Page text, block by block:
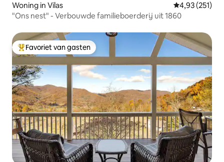
Woning in Vilas Gemiddelde
4,93 (251)
"Ons nest" - Verbouwde familieboerderij uit 1860
Topfavoriet van gasten
Favoriet van gasten